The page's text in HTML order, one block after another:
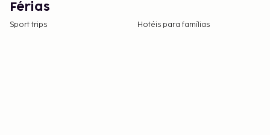
Férias
Sport trips Hotéis para famílias